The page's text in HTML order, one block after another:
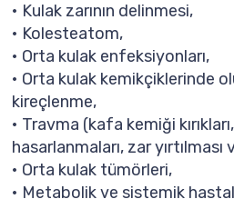
• Kulak zarının delinmesi,
• Kolesteatom,
• Orta kulak enfeksiyonları,
• Orta kulak kemikçiklerinde
kireçlenme,
• Travma (kafa kemiği
hasarlanmaları, zar yırtılması
• Orta kulak tümörleri,
• Metabolik ve sistemik